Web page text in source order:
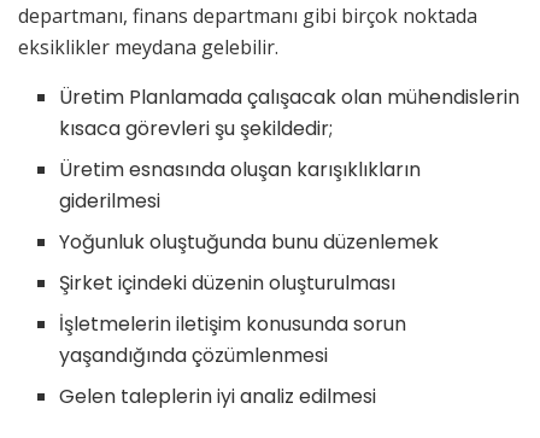
departmanı, finans departmanı gibi birçok noktada
eksiklikler meydana gelebilir.
Üretim Planlamada çalışacak olan mühendislerin
kısaca görevleri şu şekildedir;
Üretim esnasında oluşan karışıklıkların
giderilmesi
Yoğunluk oluştuğunda bunu düzenlemek
Şirket içindeki düzenin oluşturulması
İşletmelerin iletişim konusunda sorun
yaşandığında çözümlenmesi
Gelen taleplerin iyi analiz edilmesi